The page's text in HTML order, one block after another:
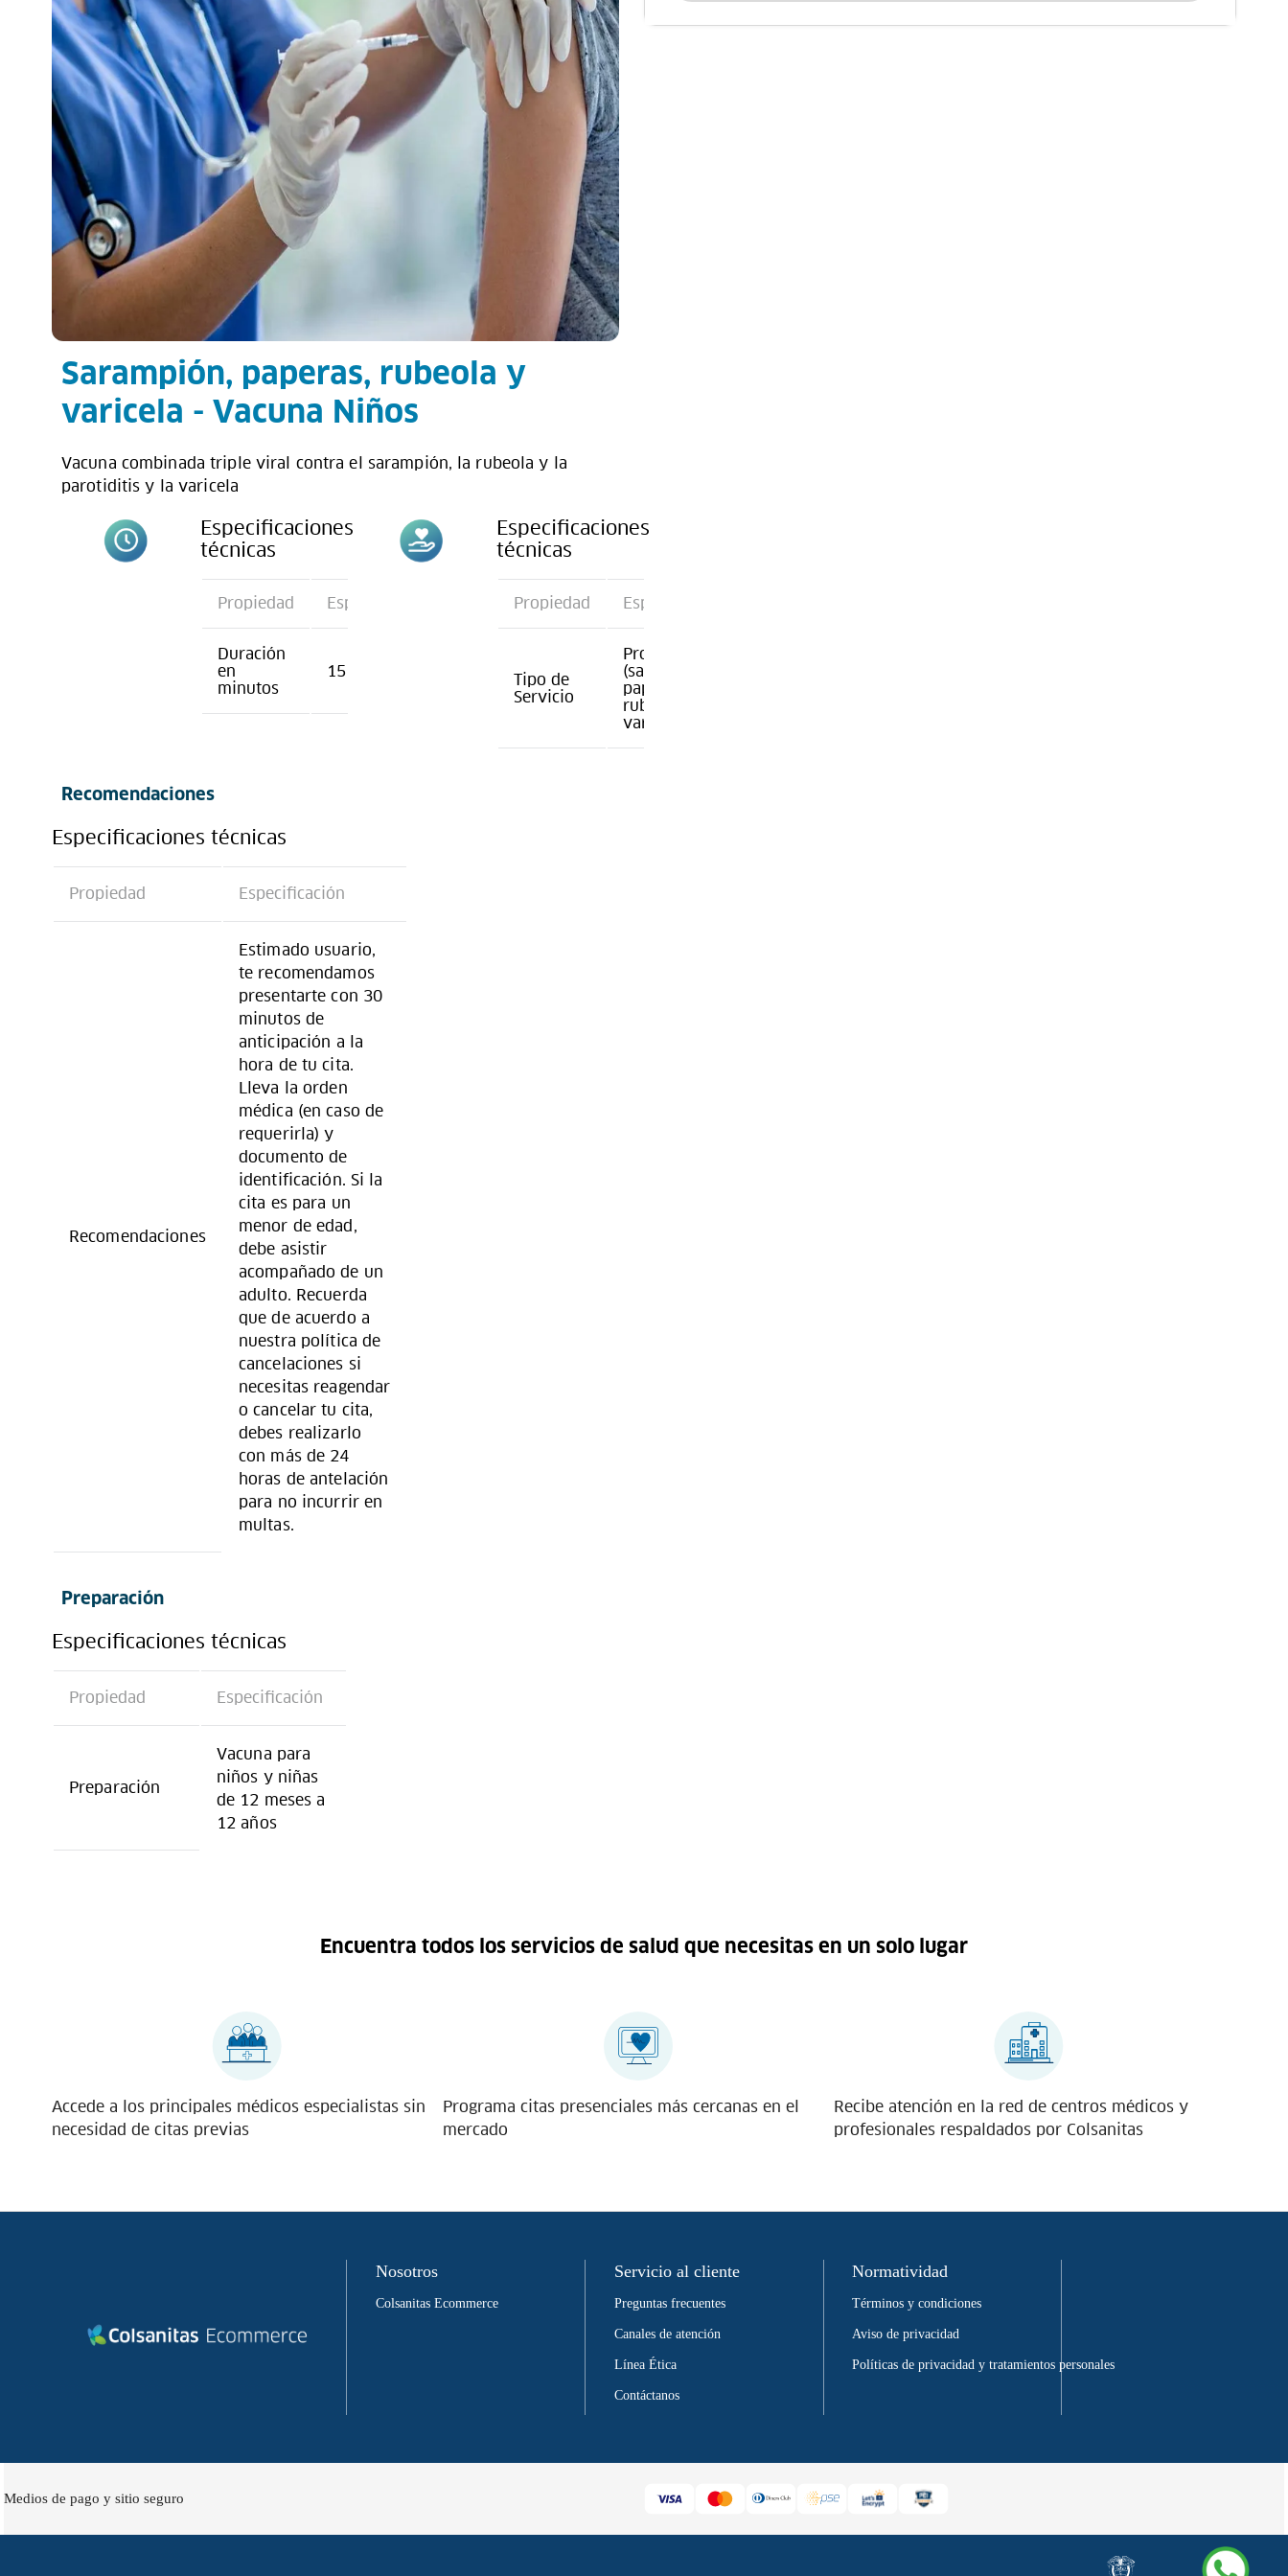
Sarampión, paperas, rubeola y
varicela - Vacuna Niños
Vacuna combinada triple viral contra el sarampión, la rubeola y la
parotiditis y la varicela
Especificaciones
técnicas
Propiedad Especificación
Duración
en
minutos
15
Especificaciones
técnicas
Propiedad Especificación
Tipo de
Servicio
Proquad
(sarampión,
paperas,
rubeola y
varicela)
Recomendaciones
Especificaciones técnicas
Propiedad Especificación
Recomendaciones
Estimado usuario,
te recomendamos
presentarte con 30
minutos de
anticipación a la
hora de tu cita.
Lleva la orden
médica (en caso de
requerirla) y
documento de
identificación. Si la
cita es para un
menor de edad,
debe asistir
acompañado de un
adulto. Recuerda
que de acuerdo a
nuestra política de
cancelaciones si
necesitas reagendar
o cancelar tu cita,
debes realizarlo
con más de 24
horas de antelación
para no incurrir en
multas.
Preparación
Especificaciones técnicas
Propiedad Especificación
Preparación
Vacuna para
niños y niñas
de 12 meses a
12 años
Encuentra todos los servicios de salud que necesitas en un solo lugar
Accede a los principales médicos especialistas sin
necesidad de citas previas
Programa citas presenciales más cercanas en el
mercado
Recibe atención en la red de centros médicos y
profesionales respaldados por Colsanitas
Nosotros
Colsanitas Ecommerce
Servicio al cliente
Preguntas frecuentes
Canales de atención
Línea Ética
Contáctanos
Normatividad
Términos y condiciones
Aviso de privacidad
Políticas de privacidad y tratamientos personales
Medios de pago y sitio seguro